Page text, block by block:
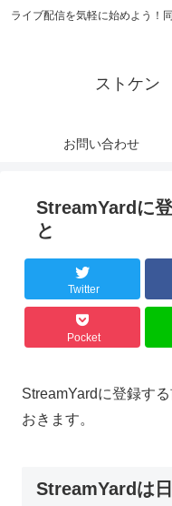
ライブ配信を気軽に始めよう！
ストケン
お問い合わせ
StreamYardに
と
Twitter
Pocket
StreamYardに登録す
おきます。
StreamYardは